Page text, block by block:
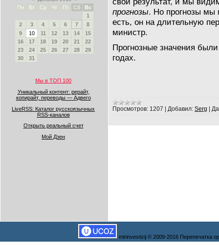
Пн
Вт Ср Чт Пт Сб
Вс
1
2
3 4 5 6 7
8
9
10 11 12 13 14
15
16
17 18 19 20 21
22
23
24 25 26 27 28
29
30
31
Мы в ТОП 100
Уникальный контент: рерайт,
копирайт, переводы — Адвего
LiveRSS: Каталог русскоязычных
RSS-каналов
Открыть реальный счет
Мой Дзен
прогнозы. Но прогнозы мы
есть, он на длительную
министр.
Прогнозные значения
годах.
Просмотров: 1207 Добавил: Serg
mirinvestizij © 2009-2016 Перепечатка